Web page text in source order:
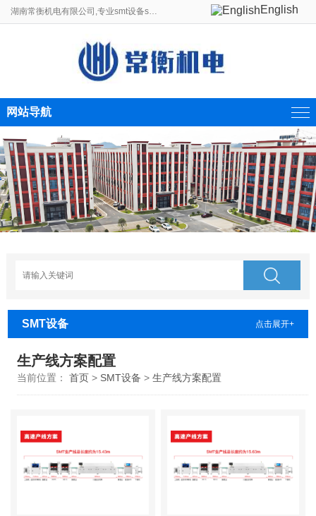
湖南常衡机电有限公司,专业smt设备smt贴片机生产线制造商。 English
网站导航
SMT设备 点击展开+
生产线方案配置
当前位置： 首页> SMT设备 > 生产线方案配置